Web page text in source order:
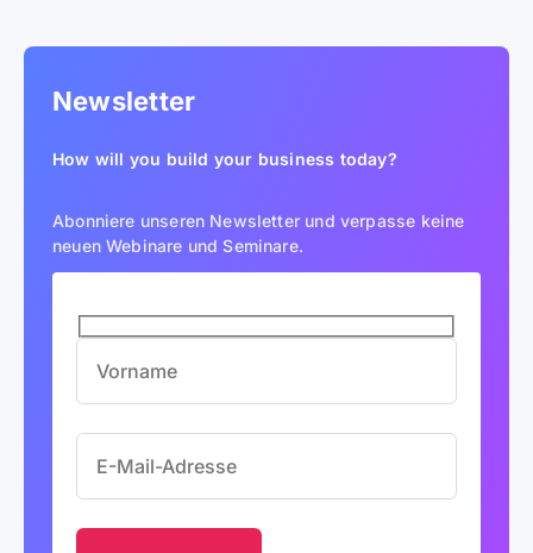
Newsletter
How will you build your business today?
Abonniere unseren Newsletter und verpasse keine
neuen Webinare und Seminare.